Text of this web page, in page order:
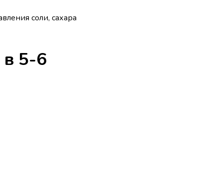
соли, сахара
5-6